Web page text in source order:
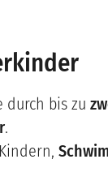
bis zu
.